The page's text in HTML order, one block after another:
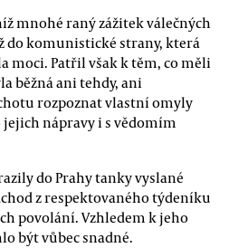
mnohé raný zážitek válečných
do komunistické strany, která
moci. Patřil však k těm, co měli
běžná ani tehdy, ani
rozpoznat vlastní omyly
jejich nápravy i s vědomím
do Prahy tanky vyslané
z respektovaného týdeníku
povolání. Vzhledem k jeho
být vůbec snadné.